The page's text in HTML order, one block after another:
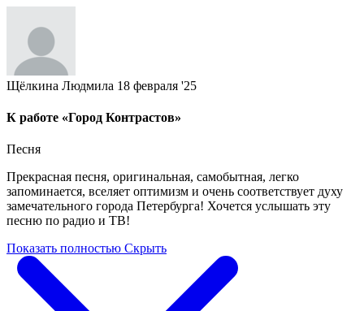
Щёлкина Людмила 18 февраля '25
К работе «Город Контрастов»
Песня
Прекрасная песня, оригинальная, самобытная, легко
запоминается, вселяет оптимизм и очень соответствует духу
замечательного города Петербурга! Хочется услышать эту
песню по радио и ТВ!
Показать полностью Скрыть